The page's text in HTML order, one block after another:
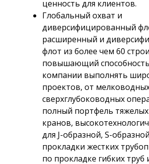
ценность для клиентов.
Глобальный охват и
диверсифицированный
расширенный и
флот из более чем 60
повышающий
компании выполнять
проектов, от
сверхглубоководных
полный портфель
кранов,
для J-образной, S-
прокладки жестких
по прокладке гибких труб